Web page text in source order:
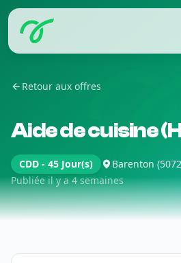
Retour aux offres
Aide de cuisine
CDD - 45 Jour(s)
Barenton
Publiée il y a 4 semaines